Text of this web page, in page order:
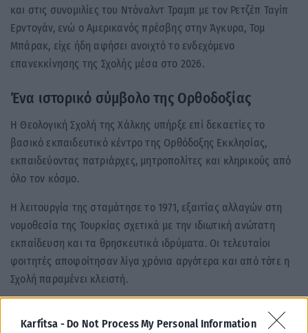
Karfitsa - Do Not Process My Personal Information
και στις συνομιλίες του Ντόναλντ Τραμπ με τον Ρετζέπ Ταγίπ
Ερντογάν, ενώ ο Αμερικανός πρέσβης στην Άγκυρα, Τομ
Μπάρακ, είχε ήδη αφήσει ανοιχτό το ενδεχόμενο
επανεκκίνησης της Σχολής μέσα στο 2026.
Ένα ιστορικό σύμβολο της Ορθοδοξίας
Η Θεολογική Σχολή της Χάλκης υπήρξε επί δεκαετίες το
βασικό εκπαιδευτικό κέντρο της Ορθόδοξης Εκκλησίας,
εκπαιδεύοντας πατριάρχες, μητροπολίτες και κληρικούς από
όλο τον κόσμο.
Η λειτουργία της σταμάτησε το 1971, εξαιτίας αλλαγών στη
νομοθεσία της Τουρκίας σχετικά με την ιδιωτική ανώτατη
εκπαίδευση και τα θρησκευτικά ιδρύματα. Οι τελευταίοι
φοιτητές αποφοίτησαν λίγα χρόνια αργότερα και από τότε η
Σχολή παραμένει κλειστή.
μπορούσε να αποτελέσει μήνυμα βελτίωσης των σχέσεων της